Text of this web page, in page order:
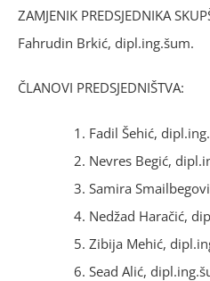
ZAMJENIK PREDSJEDNIKA
Fahrudin Brkić, dipl.ing.šum.
ČLANOVI PREDSJEDNIŠTVA:
Fadil Šehić,
Nevres Begić,
Samira
Nedžad Haračić,
Zibija Mehić,
Sead Alić,